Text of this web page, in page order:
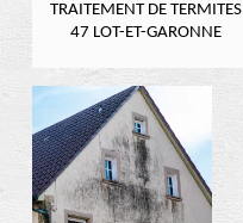
TRAITEMENT DE TERMITES
47 LOT-ET-GARONNE